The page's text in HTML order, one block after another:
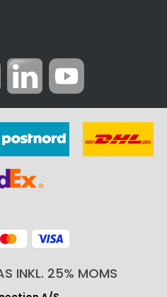
INKL. 25% MOMS